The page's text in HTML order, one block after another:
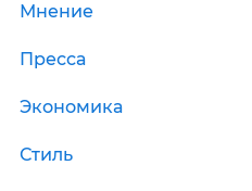
Мнение
Пресса
Экономика
Стиль